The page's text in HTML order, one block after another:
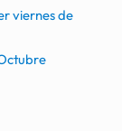
viernes de